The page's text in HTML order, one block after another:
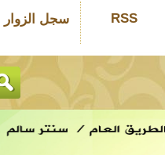
RSS سجل الزوار